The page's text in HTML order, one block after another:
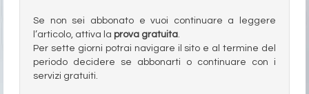
Se non sei abbonato e vuoi continuare a leggere
l’articolo, attiva la prova gratuita.
Per sette giorni potrai navigare il sito e al termine del
periodo decidere se abbonarti o continuare con i
servizi gratuiti.